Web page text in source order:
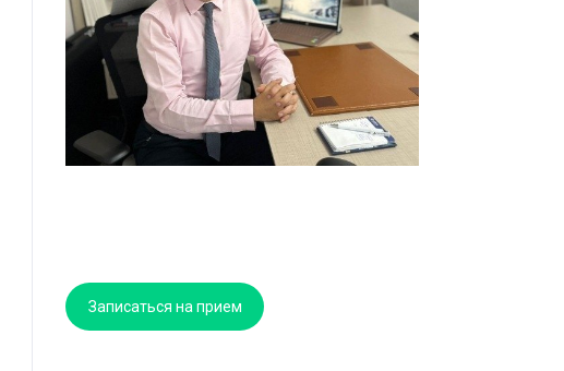
Записаться на прием